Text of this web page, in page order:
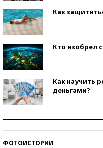
Как
Кто изобрел
Как научить
деньгами?
ФОТОИСТОРИИ